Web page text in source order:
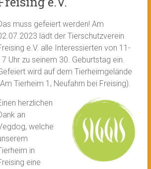
muss gefeiert werden! Am
lädt der Tierschutzverein
e.V. alle Interessierten von 11-
Uhr zu seinem 30. Geburtstag ein.
wird auf dem Tierheimgelände
Tierheim 1, Neufahrn bei Freising).
herzlichen
an
welche
in
eine